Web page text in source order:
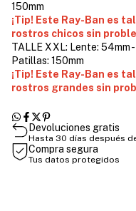
150mm
¡Tip! Este Ray-Ban es
rostros chicos sin
TALLE XXL: Lente: 54mm -
Patillas: 150mm
¡Tip! Este Ray-Ban es
rostros grandes sin
Devoluciones gratis
Hasta 30 días después
Compra segura
Tus datos protegidos